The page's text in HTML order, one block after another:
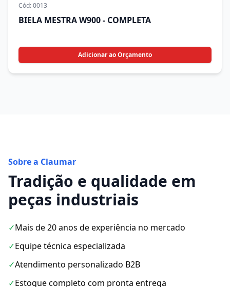
Cód:0013
BIELA MESTRA W900 - COMPLETA
Adicionar ao Orçamento
Sobre a Claumar
Tradição e qualidade em
peças industriais
✓Mais de 20 anos de experiência no mercado
✓Equipe técnica especializada
✓Atendimento personalizado B2B
✓Estoque completo com pronta entrega